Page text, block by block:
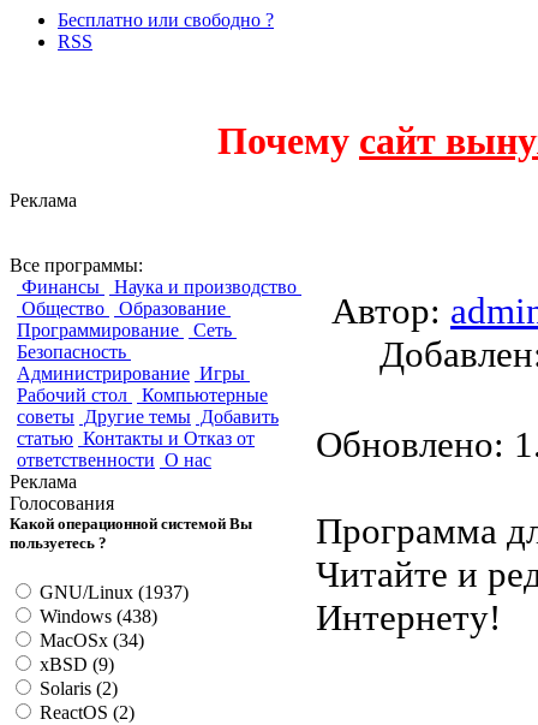
Бесплатно или свободно ?
RSS
Почему сайт
Реклама
Все программы:
Финансы
Наука и производство
Общество
Образование
Программирование
Сеть
Безопасность
Администрирование Игры
Рабочий стол
Компьютерные
советы Другие темы Добавить
статью Контакты и Отказ от
ответственности О нас
Реклама
Голосования
Какой операционной системой Вы
пользуетесь ?
GNU/Linux (1937)
Windows (438)
MacOSx (34)
xBSD (9)
Solaris (2)
ReactOS (2)
Автор:
Обновлено:
Программа
Читайте и
Интернету!